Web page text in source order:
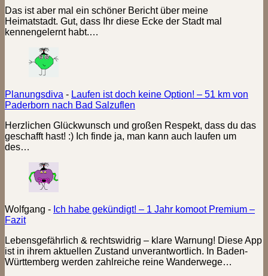
Das ist aber mal ein schöner Bericht über meine
Heimatstadt. Gut, dass Ihr diese Ecke der Stadt mal
kennengelernt habt.…
Planungsdiva - Laufen ist doch keine Option! – 51 km von
Paderborn nach Bad Salzuflen
Herzlichen Glückwunsch und großen Respekt, dass du das
geschafft hast! :) Ich finde ja, man kann auch laufen um
des…
Wolfgang - Ich habe gekündigt! – 1 Jahr komoot Premium –
Fazit
Lebensgefährlich & rechtswidrig – klare Warnung! Diese App
ist in ihrem aktuellen Zustand unverantwortlich. In Baden-
Württemberg werden zahlreiche reine Wanderwege…